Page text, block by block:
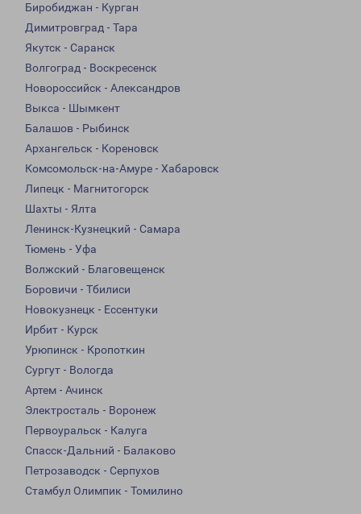
Биробиджан - Курган
Димитровград - Тара
Якутск - Саранск
Волгоград - Воскресенск
Новороссийск - Александров
Выкса - Шымкент
Балашов - Рыбинск
Архангельск - Кореновск
Комсомольск-на-Амуре - Хабаровск
Липецк - Магнитогорск
Шахты - Ялта
Ленинск-Кузнецкий - Самара
Тюмень - Уфа
Волжский - Благовещенск
Боровичи - Тбилиси
Новокузнецк - Ессентуки
Ирбит - Курск
Урюпинск - Кропоткин
Сургут - Вологда
Артем - Ачинск
Электросталь - Воронеж
Первоуральск - Калуга
Спасск-Дальний - Балаково
Петрозаводск - Серпухов
Стамбул Олимпик - Томилино